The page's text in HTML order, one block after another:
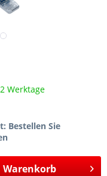
Werktage
: Bestellen Sie
Warenkorb